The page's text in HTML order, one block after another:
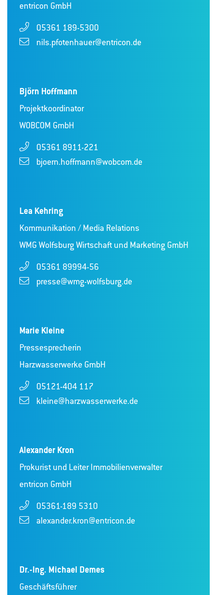
entricon GmbH
05361 189-5300
nils.pfotenhauer@entricon.de
Björn Hoffmann
Projektkoordinator
WOBCOM GmbH
05361 8911-221
bjoern.hoffmann@wobcom.de
Lea Kehring
Kommunikation / Media Relations
WMG Wolfsburg Wirtschaft und Marketing GmbH
05361 89994-56
presse@wmg-wolfsburg.de
Marie Kleine
Pressesprecherin
Harzwasserwerke GmbH
05121-404 117
kleine@harzwasserwerke.de
Alexander Kron
Prokurist und Leiter Immobilienverwalter
entricon GmbH
05361-189 5310
alexander.kron@entricon.de
Dr.-Ing. Michael Demes
Geschäftsführer